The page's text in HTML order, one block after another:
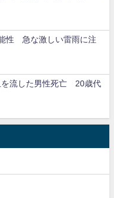
性 急な激しい雷雨に注
を流した男性死亡 20歳代